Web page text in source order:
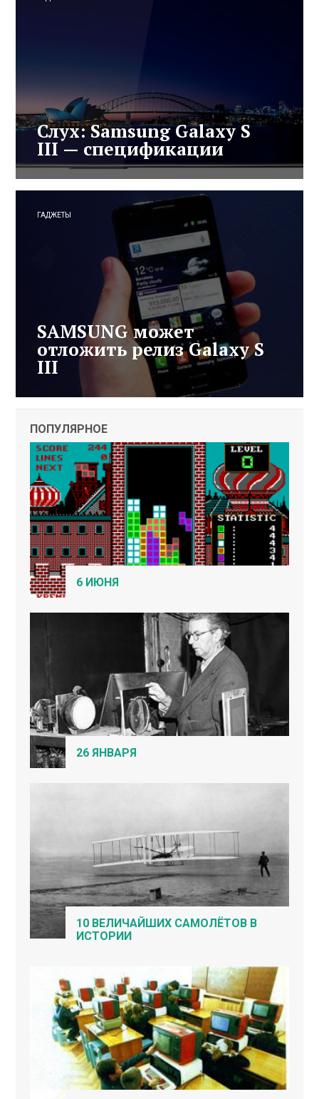
Слух: Samsung Galaxy S
III — спецификации
ГАДЖЕТЫ
SAMSUNG может
отложить релиз Galaxy S
III
ПОПУЛЯРНОЕ
6 ИЮНЯ
26 ЯНВАРЯ
10 ВЕЛИЧАЙШИХ САМОЛЁТОВ В
ИСТОРИИ